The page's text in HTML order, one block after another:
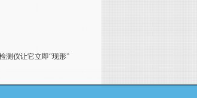
测仪让它立即“现形”